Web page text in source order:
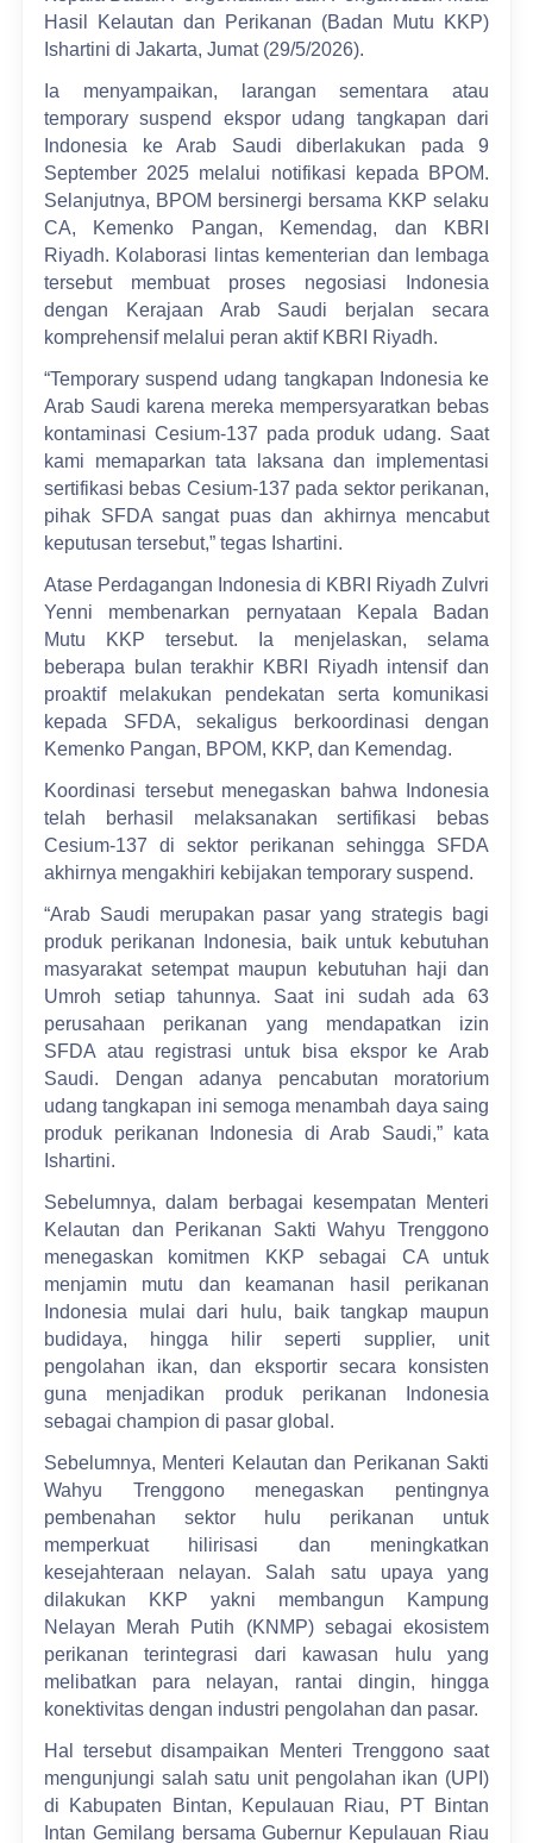
Hasil Kelautan dan Perikanan (Badan Mutu KKP)
Ishartini di Jakarta, Jumat (29/5/2026).
Ia menyampaikan, larangan sementara atau
temporary suspend ekspor udang tangkapan dari
Indonesia ke Arab Saudi diberlakukan pada 9
September 2025 melalui notifikasi kepada BPOM.
Selanjutnya, BPOM bersinergi bersama KKP selaku
CA, Kemenko Pangan, Kemendag, dan KBRI
Riyadh. Kolaborasi lintas kementerian dan lembaga
tersebut membuat proses negosiasi Indonesia
dengan Kerajaan Arab Saudi berjalan secara
komprehensif melalui peran aktif KBRI Riyadh.
“Temporary suspend udang tangkapan Indonesia ke
Arab Saudi karena mereka mempersyaratkan bebas
kontaminasi Cesium-137 pada produk udang. Saat
kami memaparkan tata laksana dan implementasi
sertifikasi bebas Cesium-137 pada sektor perikanan,
pihak SFDA sangat puas dan akhirnya mencabut
keputusan tersebut,” tegas Ishartini.
Atase Perdagangan Indonesia di KBRI Riyadh Zulvri
Yenni membenarkan pernyataan Kepala Badan
Mutu KKP tersebut. Ia menjelaskan, selama
beberapa bulan terakhir KBRI Riyadh intensif dan
proaktif melakukan pendekatan serta komunikasi
kepada SFDA, sekaligus berkoordinasi dengan
Kemenko Pangan, BPOM, KKP, dan Kemendag.
Koordinasi tersebut menegaskan bahwa Indonesia
telah berhasil melaksanakan sertifikasi bebas
Cesium-137 di sektor perikanan sehingga SFDA
akhirnya mengakhiri kebijakan temporary suspend.
“Arab Saudi merupakan pasar yang strategis bagi
produk perikanan Indonesia, baik untuk kebutuhan
masyarakat setempat maupun kebutuhan haji dan
Umroh setiap tahunnya. Saat ini sudah ada 63
perusahaan perikanan yang mendapatkan izin
SFDA atau registrasi untuk bisa ekspor ke Arab
Saudi. Dengan adanya pencabutan moratorium
udang tangkapan ini semoga menambah daya saing
produk perikanan Indonesia di Arab Saudi,” kata
Ishartini.
Sebelumnya, dalam berbagai kesempatan Menteri
Kelautan dan Perikanan Sakti Wahyu Trenggono
menegaskan komitmen KKP sebagai CA untuk
menjamin mutu dan keamanan hasil perikanan
Indonesia mulai dari hulu, baik tangkap maupun
budidaya, hingga hilir seperti supplier, unit
pengolahan ikan, dan eksportir secara konsisten
guna menjadikan produk perikanan Indonesia
sebagai champion di pasar global.
Sebelumnya, Menteri Kelautan dan Perikanan Sakti
Wahyu Trenggono menegaskan pentingnya
pembenahan sektor hulu perikanan untuk
memperkuat hilirisasi dan meningkatkan
kesejahteraan nelayan. Salah satu upaya yang
dilakukan KKP yakni membangun Kampung
Nelayan Merah Putih (KNMP) sebagai ekosistem
perikanan terintegrasi dari kawasan hulu yang
melibatkan para nelayan, rantai dingin, hingga
konektivitas dengan industri pengolahan dan pasar.
Hal tersebut disampaikan Menteri Trenggono saat
mengunjungi salah satu unit pengolahan ikan (UPI)
di Kabupaten Bintan, Kepulauan Riau, PT Bintan
Intan Gemilang bersama Gubernur Kepulauan Riau